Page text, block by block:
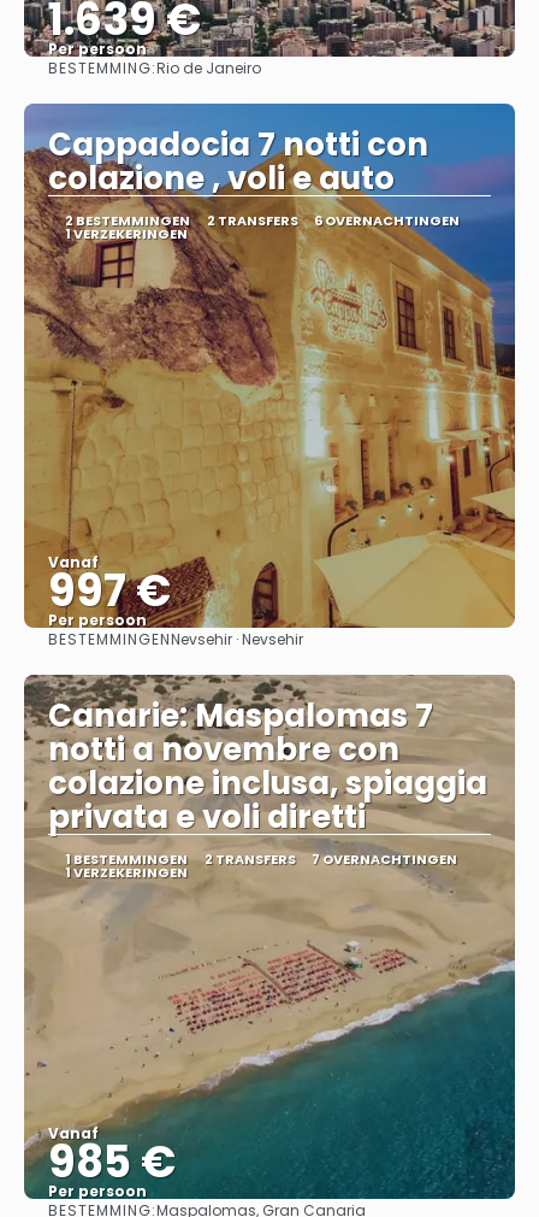
1.639 €
Per persoon
Bekijk
BESTEMMING:Rio de Janeiro
Cappadocia 7 notti con
colazione , voli e auto
2 BESTEMMINGEN 2 TRANSFERS 6 OVERNACHTINGEN
1 VERZEKERINGEN
Vanaf
997 €
Per persoon
Bekijk
BESTEMMINGENNevsehir · Nevsehir
Canarie: Maspalomas 7
notti a novembre con
colazione inclusa, spiaggia
privata e voli diretti
1 BESTEMMINGEN 2 TRANSFERS 7 OVERNACHTINGEN
1 VERZEKERINGEN
Vanaf
985 €
Per persoon
BESTEMMING:Maspalomas, Gran Canaria